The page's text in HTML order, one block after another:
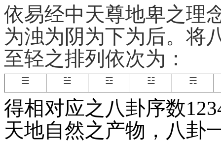
依易经中天尊地卑之理
为浊为阴为下为后。将
至轻之排列依次为 ：
☰ ☱ ☲ ☳ ☴
得相对应之八卦序数
天地自然之产物，八卦